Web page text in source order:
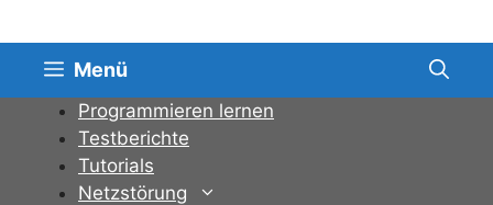
Inhalt
springen Menü
Programmieren lernen
Testberichte
Tutorials
Netzstörung